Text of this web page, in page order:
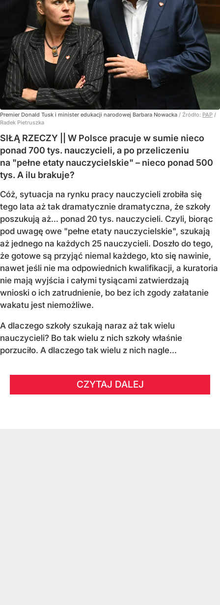
Premier Donald Tusk i minister edukacji narodowej Barbara Nowacka / Źródło: PAP /
Radek Pietruszka
SIŁĄ RZECZY || W Polsce pracuje w sumie nieco
ponad 700 tys. nauczycieli, a po przeliczeniu
na "pełne etaty nauczycielskie" – nieco ponad 500
tys. A ilu brakuje?
Cóż, sytuacja na rynku pracy nauczycieli zrobiła się
tego lata aż tak dramatycznie dramatyczna, że szkoły
poszukują aż… ponad 20 tys. nauczycieli. Czyli, biorąc
pod uwagę owe "pełne etaty nauczycielskie", szukają
aż jednego na każdych 25 nauczycieli. Doszło do tego,
że gotowe są przyjąć niemal każdego, kto się nawinie,
nawet jeśli nie ma odpowiednich kwalifikacji, a kuratoria
nie mają wyjścia i całymi tysiącami zatwierdzają
wnioski o ich zatrudnienie, bo bez ich zgody załatanie
wakatu jest niemożliwe.
A dlaczego szkoły szukają naraz aż tak wielu
nauczycieli? Bo tak wielu z nich szkoły właśnie
porzuciło. A dlaczego tak wielu z nich nagle...
CZYTAJ DALEJ